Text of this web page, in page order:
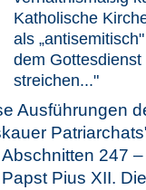
Katholische
als
dem
streichen..."
Ausführungen
247
Pius XII.